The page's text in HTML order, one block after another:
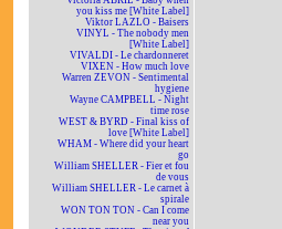
you kiss me [White Label]
Viktor LAZLO - Baisers
VINYL - The nobody men
[White Label]
VIVALDI - Le chardonneret
VIXEN - How much love
Warren ZEVON - Sentimental
hygiene
Wayne CAMPBELL - Night
time rose
WEST & BYRD - Final kiss of
love [White Label]
WHAM - Where did your heart
go
William SHELLER - Fier et fou
de vous
William SHELLER - Le carnet à
spirale
WON TON TON - Can I come
near you